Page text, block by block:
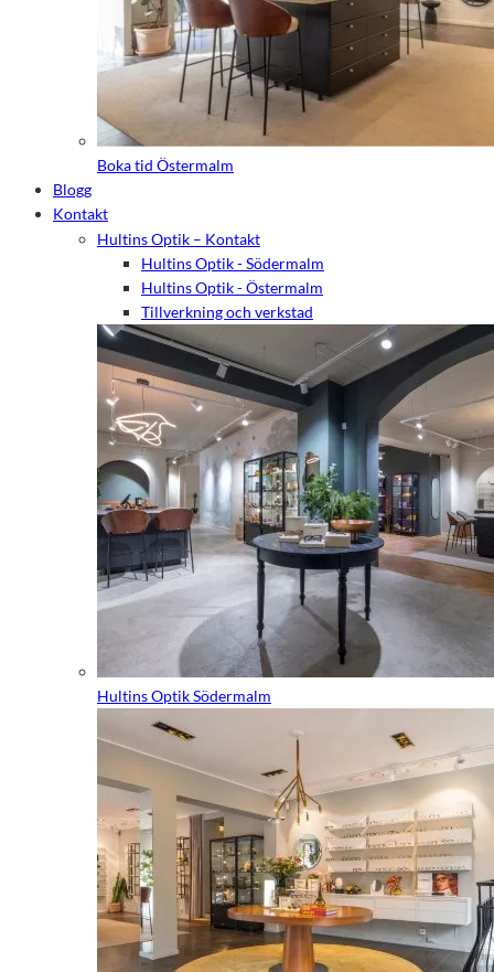
Boka tid Östermalm
Blogg
Kontakt
Hultins Optik – Kontakt
Hultins Optik - Södermalm
Hultins Optik - Östermalm
Tillverkning och verkstad
Hultins Optik Södermalm